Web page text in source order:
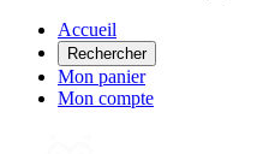
Accueil
Rechercher
Mon panier
Mon compte